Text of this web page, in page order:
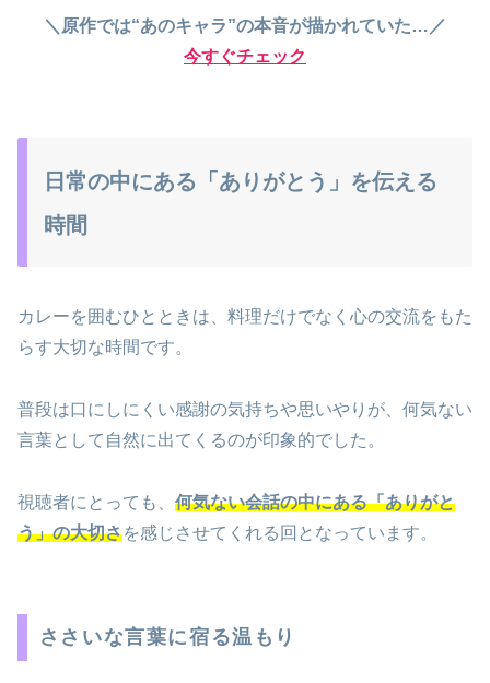
＼原作では“あのキャラ”の本音が描かれていた…／
今すぐチェック
日常の中にある「ありがとう」を伝える
時間
カレーを囲むひとときは、料理だけでなく心の交流をもた
らす大切な時間です。
普段は口にしにくい感謝の気持ちや思いやりが、何気ない
言葉として自然に出てくるのが印象的でした。
視聴者にとっても、 何気ない会話の中にある「ありがと
う」の大切さを感じさせてくれる回となっています。
ささいな言葉に宿る温もり